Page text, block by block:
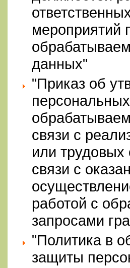
мероприятий
данных"
"Приказ об
связи с
или
связи с
работой с
запросами
"Политика в
защиты